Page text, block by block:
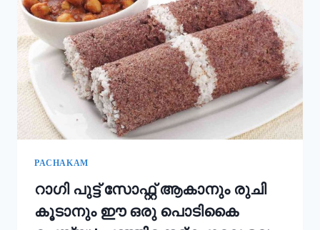
അച്ചപ്പം
എളുപ്പം
ഉണ്ടാക്കാം!
|
KERALA
TRADITIONAL
STYLE
ACHAPPAM
RECIPE
PACHAKAM
റാഗി പുട്ട് സോഫ്റ്റ് ആകാനും രുചി
കൂടാനും ഈ ഒരു പൊടികൈ